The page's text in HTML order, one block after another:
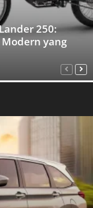
250:
yang